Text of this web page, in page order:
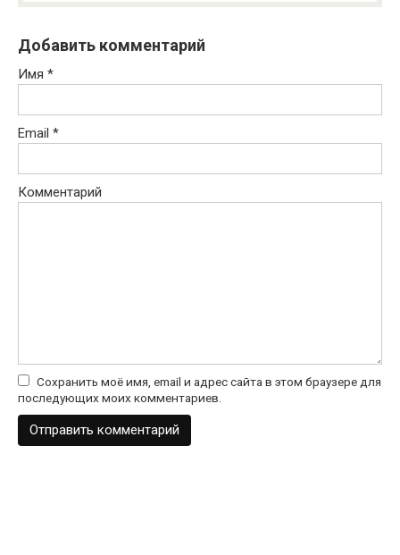
Добавить комментарий
Имя *
Email *
Комментарий
Сохранить моё имя, email и адрес сайта в этом браузере для
последующих моих комментариев.